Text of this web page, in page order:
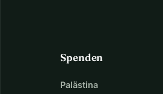
Spenden
Palästina